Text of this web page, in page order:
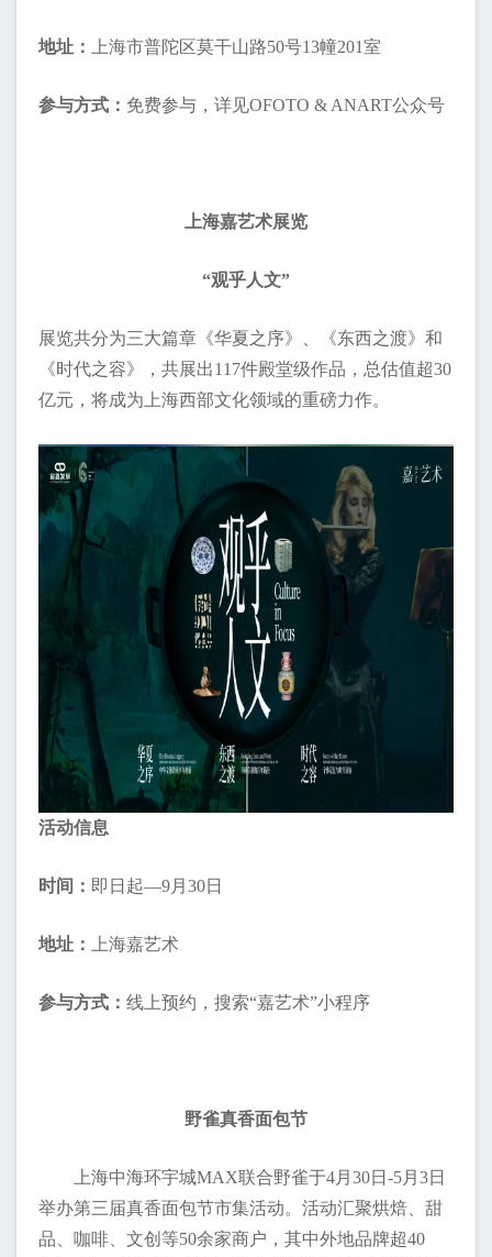
地址： 上海市普陀区莫干山路50号13幢201室
参与方式： 免费参与，详见OFOTO & ANART公众号
上海嘉艺术展览
“观乎人文”
展览共分为三大篇章《华夏之序》、《东西之渡》和
《时代之容》，共展出117件殿堂级作品，总估值超30
亿元，将成为上海西部文化领域的重磅力作。
活动信息
时间： 即日起—9月30日
地址： 上海嘉艺术
参与方式： 线上预约，搜索“嘉艺术”小程序
野雀真香面包节
上海中海环宇城MAX联合野雀于4月30日-5月3日
举办第三届真香面包节市集活动。活动汇聚烘焙、甜
品、咖啡、文创等50余家商户，其中外地品牌超40